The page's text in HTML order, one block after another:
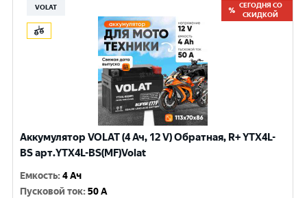
VOLAT
СЕГОДНЯ СО
СКИДКОЙ
Аккумулятор VOLAT (4 Ач, 12 V) Обратная, R+ YTX4L-
BS арт.YTX4L-BS(MF)Volat
Емкость:4 Ач
Пусковой ток:50 A